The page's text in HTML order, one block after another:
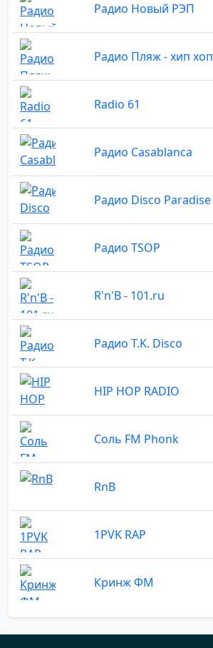
Радио Новый РЭП
Радио Пляж - хип хоп
Radio 61
Радио Casablanca
Радио Disco Paradise
Радио TSOP
R'n'B - 101.ru
Радио T.K. Disco
HIP HOP RADIO
Соль FM Phonk
RnB
1PVK RAP
Кринж ФМ